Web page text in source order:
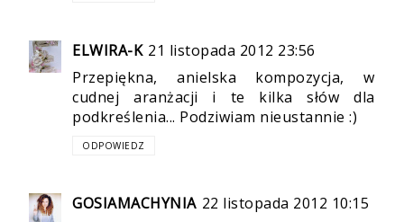
ELWIRA-K 21 listopada 2012 23:56
Przepiękna, anielska kompozycja, w
cudnej aranżacji i te kilka słów dla
podkreślenia... Podziwiam nieustannie :)
ODPOWIEDZ
GOSIAMACHYNIA 22 listopada 2012 10:15